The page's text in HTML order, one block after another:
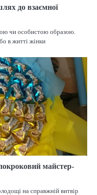
до взаємної
чи особистою образою.
в житті жінки
майстер-
на справжній витвір